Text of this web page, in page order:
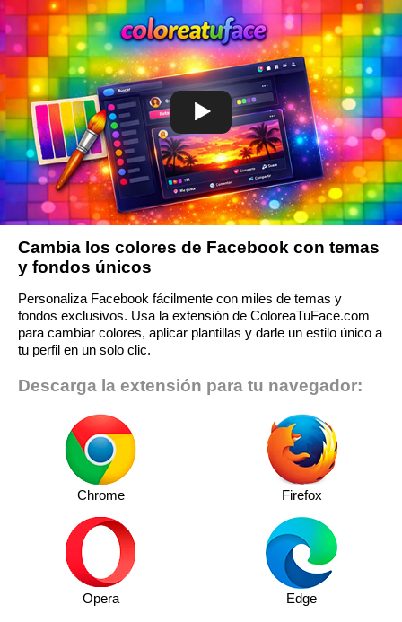
Cambia los colores de Facebook con temas
y fondos únicos
Personaliza Facebook fácilmente con miles de temas y
fondos exclusivos. Usa la extensión de ColoreaTuFace.com
para cambiar colores, aplicar plantillas y darle un estilo único a
tu perfil en un solo clic.
Descarga la extensión para tu navegador:
Chrome Firefox
Opera Edge